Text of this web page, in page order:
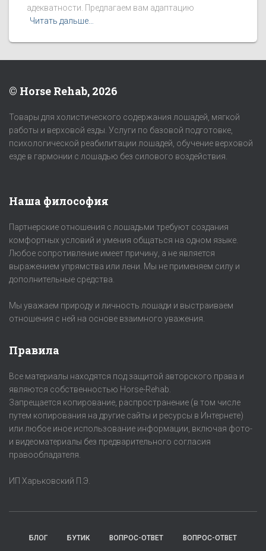
адекватности. Предлагаем вам адаптацию
Читать дальше…
© Horse Rehab, 2026
Товары для холистического содержания лошадей, мягкой
работы и верховой езды. Услуги по базовой подготовке,
психологической реабилитации лошадей, обучение верховой
езде в гармонии с лошадью без силового воздействия.
Наша философия
Партнерские отношения с лошадьми требуют создания
комфортных условий и умения общаться на одном языке.
Любое сопротивление имеет причину, а не является
выражением упрямства или лени. Мы не применяем силу и
дополнительные средства.
Мы уважаем природу и личность лошади и выстраиваем
отношения с ней на основе взаимного уважения.
Правила
Все материалы находятся под защитой авторского права и
являются собственностью Horse-Rehab.
Запрещается копирование, распространение (в том числе
путем копирования на другие сайты и ресурсы в Интернете)
или любое иное использование информации, включая фото-
и видеоматериалы без предварительного согласия
правообладателя.
ИП Харьковский П.Э.
БЛОГ БУТИК ВОПРОС-ОТВЕТ ВОПРОС-ОТВЕТ